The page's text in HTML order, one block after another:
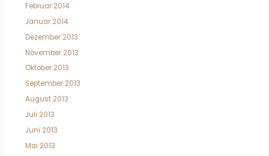
Februar 2014
Januar 2014
Dezember 2013
November 2013
Oktober 2013
September 2013
August 2013
Juli 2013
Juni 2013
Mai 2013